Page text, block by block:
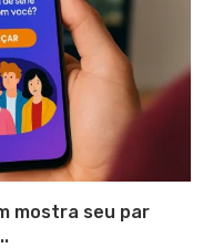
mostra seu par